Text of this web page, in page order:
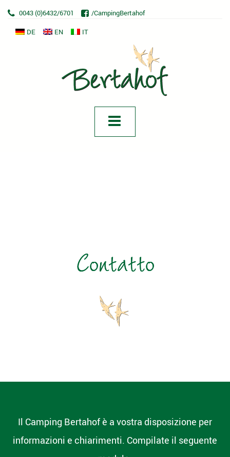
0043 (0)6432/6701 /CampingBertahof
DE EN IT
Contatto
Il Camping Bertahof è a vostra disposizione per
informazioni e chiarimenti. Compilate il seguente